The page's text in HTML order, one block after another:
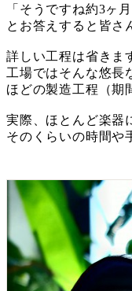
「そうですね約3ヶ
とお答えすると皆さ
詳しい工程は省きま
工場ではそんな悠長
ほどの製造工程（期
実際、ほとんど楽器
そのくらいの時間や